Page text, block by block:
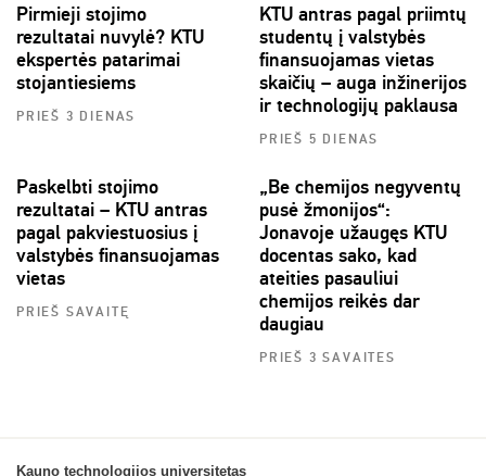
Pirmieji stojimo
rezultatai nuvylė? KTU
ekspertės patarimai
stojantiesiems
PRIEŠ 3 DIENAS
KTU antras pagal priimtų
studentų į valstybės
finansuojamas vietas
skaičių – auga inžinerijos
ir technologijų paklausa
PRIEŠ 5 DIENAS
Paskelbti stojimo
rezultatai – KTU antras
pagal pakviestuosius į
valstybės finansuojamas
vietas
PRIEŠ SAVAITĘ
„Be chemijos negyventų
pusė žmonijos“:
Jonavoje užaugęs KTU
docentas sako, kad
ateities pasauliui
chemijos reikės dar
daugiau
PRIEŠ 3 SAVAITES
Kauno technologijos universitetas